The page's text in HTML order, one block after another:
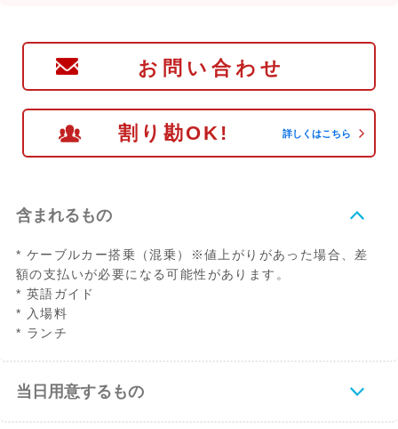
お問い合わせ
割り勘OK! 詳しくはこちら
含まれるもの
* ケーブルカー搭乗（混乗）※値上がりがあった場合、差
額の支払いが必要になる可能性があります。
* 英語ガイド
* 入場料
* ランチ
当日用意するもの